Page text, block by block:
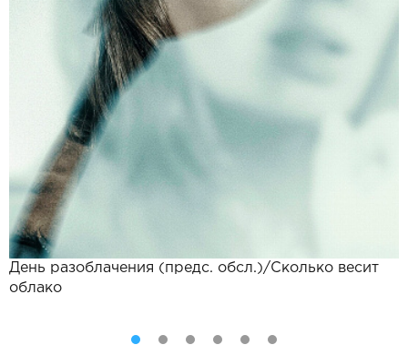
День разоблачения (предс. обсл.)/Сколько весит
облако